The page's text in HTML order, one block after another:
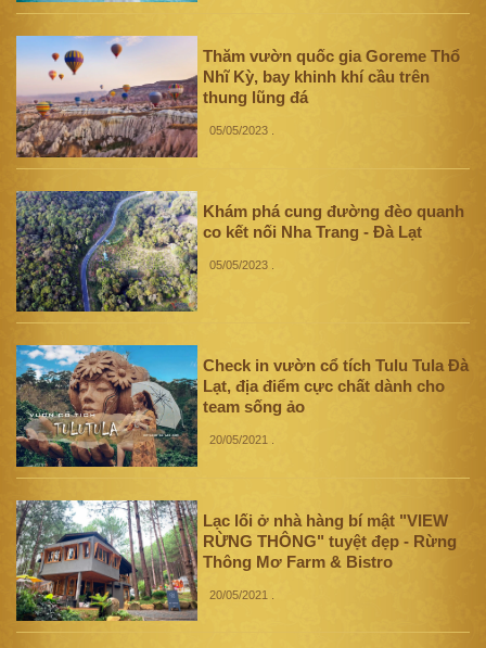
Thăm vườn quốc gia Goreme Thổ
Nhĩ Kỳ, bay khinh khí cầu trên
thung lũng đá
05/05/2023
Khám phá cung đường đèo quanh
co kết nối Nha Trang - Đà Lạt
05/05/2023
Check in vườn cổ tích Tulu Tula Đà
Lạt, địa điểm cực chất dành cho
team sống ảo
20/05/2021
Lạc lối ở nhà hàng bí mật "VIEW
RỪNG THÔNG" tuyệt đẹp - Rừng
Thông Mơ Farm & Bistro
20/05/2021